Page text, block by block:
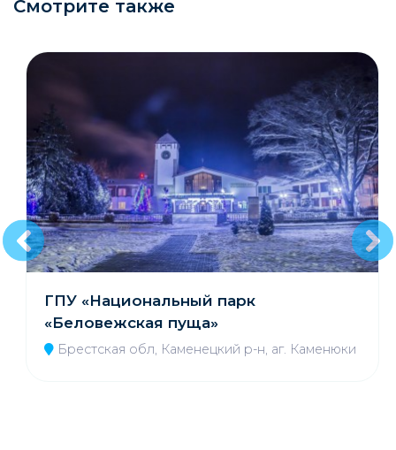
Смотрите также
ГПУ «Национальный парк
«Беловежская пуща»
Брестская обл, Каменецкий р-н, аг. Каменюки